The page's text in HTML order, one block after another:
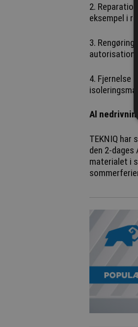
2.
eksempel i
3.
4. Fjernelse
Al
TEKNIQ har
den 2-
materialet i